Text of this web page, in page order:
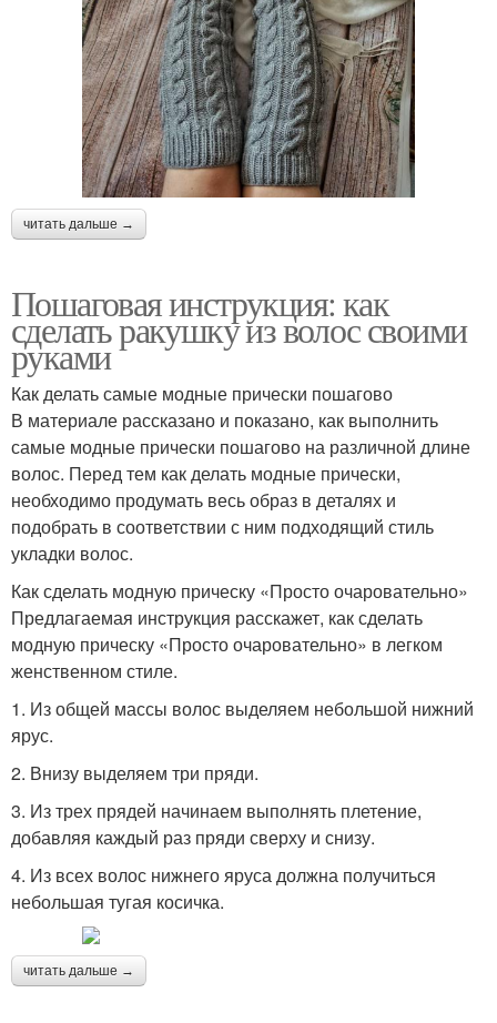
читать дальше →
Пошаговая инструкция: как
сделать ракушку из волос своими
руками
Как делать самые модные прически пошагово
В материале рассказано и показано, как выполнить
самые модные прически пошагово на различной длине
волос. Перед тем как делать модные прически,
необходимо продумать весь образ в деталях и
подобрать в соответствии с ним подходящий стиль
укладки волос.
Как сделать модную прическу «Просто очаровательно»
Предлагаемая инструкция расскажет, как сделать
модную прическу «Просто очаровательно» в легком
женственном стиле.
1. Из общей массы волос выделяем небольшой нижний
ярус.
2. Внизу выделяем три пряди.
3. Из трех прядей начинаем выполнять плетение,
добавляя каждый раз пряди сверху и снизу.
4. Из всех волос нижнего яруса должна получиться
небольшая тугая косичка.
читать дальше →